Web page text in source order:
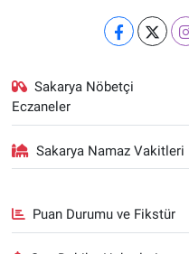
Sakarya Nöbetçi
Eczaneler
Sakarya Namaz Vakitleri
Puan Durumu ve Fikstür